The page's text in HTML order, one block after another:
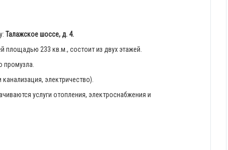
Талажское шоссе, д. 4.
233 кв.м., состоит из двух этажей.
промузла.
электричество).
услуги отопления, электроснабжения и